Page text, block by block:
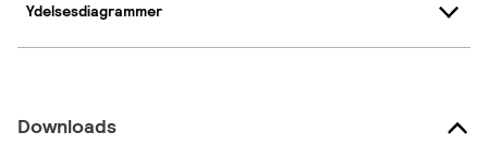
Ydelsesdiagrammer
Downloads